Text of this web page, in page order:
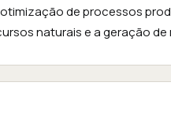
de processos
naturais e a geração de